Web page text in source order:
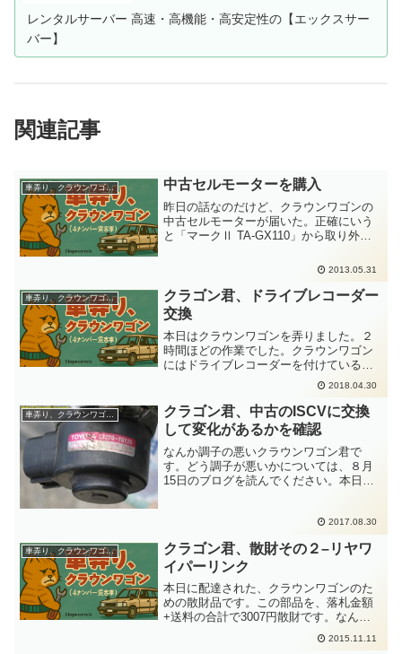
無料お試し10日間。
レンタルサーバー 高速・高機能・高安定性の【エックスサー
バー】
関連記事
車弄り、クラウンワゴン(４ナンバー貨客車) 中古セルモーターを購入
昨日の話なのだけど、クラウンワゴンの
中古セルモーターが届いた。正確にいう
と「マークⅡ TA-GX110」から取り外し
ゴンと同一部品番号なのでこれでいいの
2500円でした...
2013.05.31
車弄り、クラウンワゴン(４ナンバー貨客車)
クラゴン君、ドライブレコーダー
交換
本日はクラウンワゴンを弄りました。２
時間ほどの作業でした。クラウンワゴン
にはドライブレコーダーを付けているの
ですが、経年でドラレコのボティーが変
形して動作が挙動不審になりました。ち
なみに変形した部分を元の形に成形して
アルミテープで固定保持す...
2018.04.30
クラゴン君、中古のISCVに交換
して変化があるかを確認
なんか調子の悪いクラウンワゴン君で
す。どう調子が悪いかについては、８月
15日のブログを読んでください。本日に
ラーバルブというやつで、スロットルバ
2017.08.30
車弄り、クラウンワゴン(４ナンバー貨客車)
クラゴン君、散財その２–リヤワ
イパーリンク
本日に配達された、クラウンワゴンのた
めの散財品です。この部品を、落札金額
+送料の合計で3007円散財です。なんだ
これ？と思うのが一般人でしょう。自動
車いじりの好きな方なら、「はは～ん。
2015.11.11